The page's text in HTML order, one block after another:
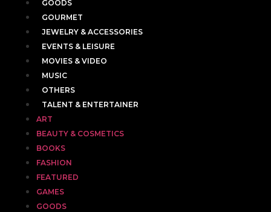
GOODS
GOURMET
JEWELRY & ACCESSORIES
EVENTS & LEISURE
MOVIES & VIDEO
MUSIC
OTHERS
TALENT & ENTERTAINER
ART
BEAUTY & COSMETICS
BOOKS
FASHION
FEATURED
GAMES
GOODS